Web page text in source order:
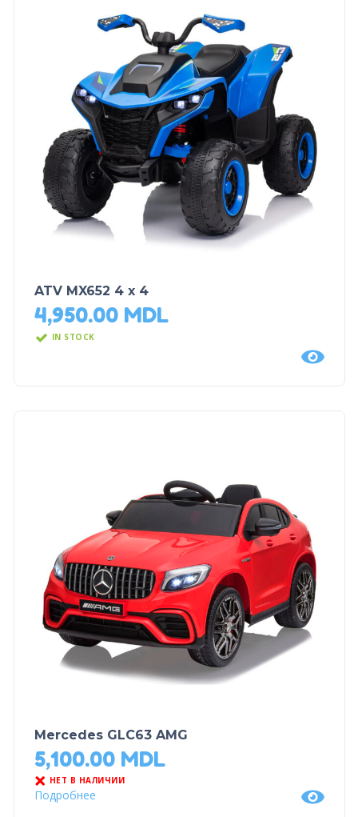
ATV MX652 4 x 4
4,950.00 MDL
IN STOCK
Mercedes GLC63 AMG
5,100.00 MDL
НЕТ В НАЛИЧИИ
Подробнее